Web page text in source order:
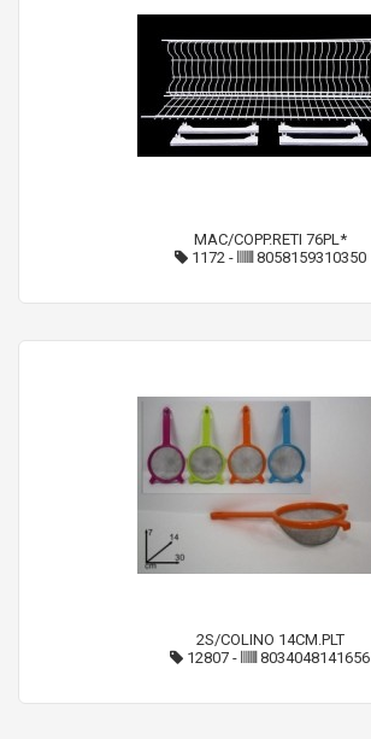
MAC/COPP.RETI 76PL*
1172- 8058159310350
2S/COLINO 14CM.PLT
12807 - 8034048141656